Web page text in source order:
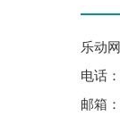
乐动
电话
邮箱